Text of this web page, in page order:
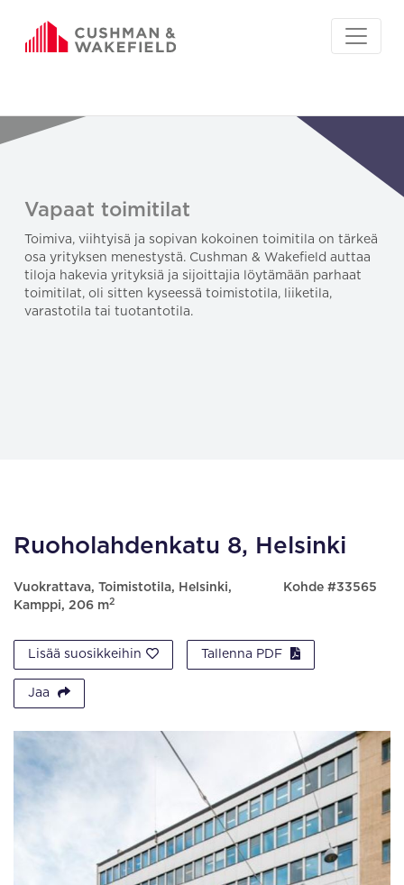
Vapaat toimitilat
Toimiva, viihtyisä ja sopivan kokoinen toimitila on tärkeä
osa yrityksen menestystä. Cushman & Wakefield auttaa
tiloja hakevia yrityksiä ja sijoittajia löytämään parhaat
toimitilat, oli sitten kyseessä toimistotila, liiketila,
varastotila tai tuotantotila.
Ruoholahdenkatu 8, Helsinki
Vuokrattava, Toimistotila, Helsinki,
Kamppi, 206 m2
Kohde #33565
Lisää suosikkeihin Tallenna PDF
Jaa